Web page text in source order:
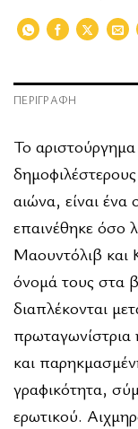
ΠΕΡΙΓΡΑΦΉ
Το
αιώνα, είναι
επαινέθηκε όσο
Μαουντόλιβ
όνομά τους στα
διαπλέκονται
πρωταγωνίστρια
και
γραφικότητα,
ερωτικού.